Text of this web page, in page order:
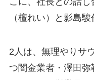
（檀れい）と影島
2人は、無理やりサ
つ闇金業者・澤田